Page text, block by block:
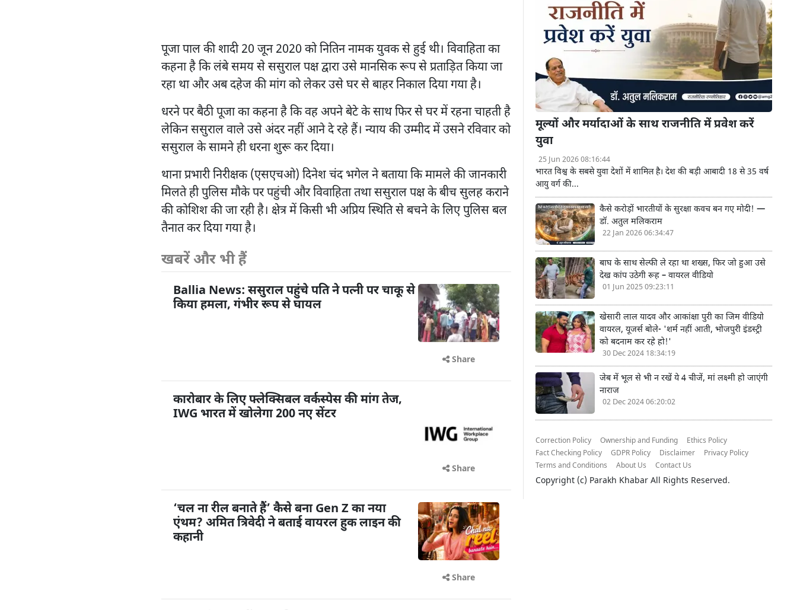
पूजा पाल की शादी 20 जून 2020 को नितिन नामक युवक से हुई थी। विवाहिता का
कहना है कि लंबे समय से ससुराल पक्ष द्वारा उसे मानसिक रूप से प्रताड़ित किया जा
रहा था और अब दहेज की मांग को लेकर उसे घर से बाहर निकाल दिया गया है।
धरने पर बैठी पूजा का कहना है कि वह अपने बेटे के साथ फिर से घर में रहना चाहती है
लेकिन ससुराल वाले उसे अंदर नहीं आने दे रहे हैं। न्याय की उम्मीद में उसने रविवार को
ससुराल के सामने ही धरना शुरू कर दिया।
थाना प्रभारी निरीक्षक (एसएचओ) दिनेश चंद भगेल ने बताया कि मामले की जानकारी
मिलते ही पुलिस मौके पर पहुंची और विवाहिता तथा ससुराल पक्ष के बीच सुलह कराने
की कोशिश की जा रही है। क्षेत्र में किसी भी अप्रिय स्थिति से बचने के लिए पुलिस बल
तैनात कर दिया गया है।
खबरें और भी हैं
Ballia News: ससुराल पहुंचे पति ने पत्नी पर चाकू से
किया हमला, गंभीर रूप से घायल
Share
कारोबार के लिए फ्लेक्सिबल वर्कस्पेस की मांग तेज,
IWG भारत में खोलेगा 200 नए सेंटर
Share
‘चल ना रील बनाते हैं’ कैसे बना Gen Z का नया
एंथम? अमित त्रिवेदी ने बताई वायरल हुक लाइन की
कहानी
Share
मूल्यों और मर्यादाओं के साथ राजनीति में प्रवेश करें
युवा
25 Jun 2026 08:16:44
भारत विश्व के सबसे युवा देशों में शामिल है। देश की बड़ी आबादी 18 से 35 वर्ष
आयु वर्ग की...
कैसे करोड़ों भारतीयों के सुरक्षा कवच बन गए मोदी! —
डॉ. अतुल मलिकराम
22 Jan 2026 06:34:47
बाघ के साथ सेल्फी ले रहा था शख्स, फिर जो हुआ उसे
देख कांप उठेगी रूह – वायरल वीडियो
01 Jun 2025 09:23:11
खेसारी लाल यादव और आकांक्षा पुरी का जिम वीडियो
वायरल, यूजर्स बोले- 'शर्म नहीं आती, भोजपुरी इंडस्ट्री
को बदनाम कर रहे हो!'
30 Dec 2024 18:34:19
जेब में भूल से भी न रखें ये 4 चीजें, मां लक्ष्मी हो जाएंगी
नाराज
02 Dec 2024 06:20:02
Correction Policy Ownership and Funding
Ethics Policy
Fact Checking Policy
GDPR Policy Disclaimer
Privacy Policy
Terms and Conditions
About Us Contact Us
Copyright (c) Parakh Khabar All Rights Reserved.